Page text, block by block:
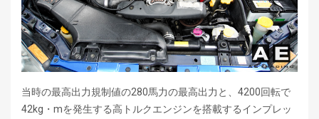
当時の最高出力規制値の280馬力の最高出力と、4200回転で
42kg・mを発生する高トルクエンジンを搭載するインプレッ